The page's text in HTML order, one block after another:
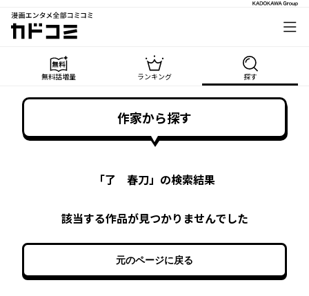
漫画エンタメ全部コミコミ
カドコミ
無料話増量 ランキング 探す
作家から探す
「了 春刀」の検索結果
該当する作品が見つかりませんでした
元のページに戻る